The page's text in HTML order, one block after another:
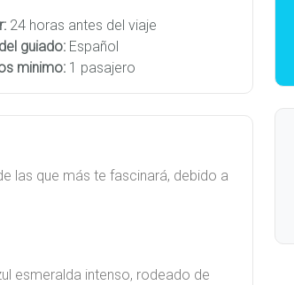
24 horas antes del viaje
guiado: Español
minimo: 1 pasajero
las que más te fascinará, debido a
esmeralda intenso, rodeado de